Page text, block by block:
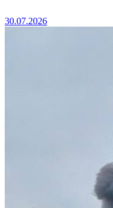
30.07.2026